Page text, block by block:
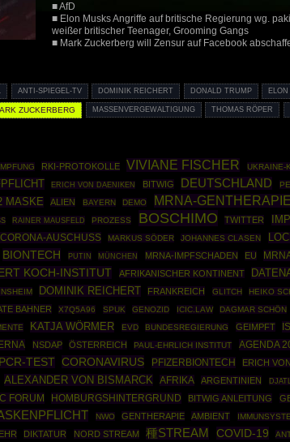
■ AfD
■ Elon Musks Angriffe auf britische Regierung wg.
weißer britischer Teenager, Grooming Gangs
■ Mark Zuckerberg will Zensur auf Facebook
ANTI-SPIEGEL-TV DOMINIK REICHERT DONALD TRUMP
ZUCKERBERG MASSENVERGEWALTIGUNG THOMAS RÖPER
RKI-PROTOKOLLE VIVIANE FISCHER UKRAINE-
ERICH VON DAENIKEN BITWIG DEUTSCHLAND
MASKE ALIEN BAYERN DEMO MRNA-GENTHERAPIE
RAINER MAUSFELD PROZESS BOSCHIMO TWITTER
AUSCHUSS MARKUS SÖDER JOHANNES CLASEN
BIONTECH PUTIN MÜNCHEN MRNA-IMPFSCHADEN EU
KOCH-INSTITUT AFRIKANISCHER KONTINENT
DOMINIK REICHERT FRANKREICH GLITCH HEIKO
BAHNER X7Q5A96 SPUK GENOZID ICIC.LAW DAGMAR SCHÖN
KATJA WÖRMER EVD BUNDESREGIERUNG GEIMPFT
NSDAP ÖSTERREICH PAUL-EHRLICH INSTITUT AGENDA
PCR-TEST CORONAVIRUS PFIZERBIONTECH ERICH
ALEXANDER VON BISMARCK AFRIKA ARGENTINIEN
FORUM HOMBURGSHINTERGRUND BITWIG ANLEITUNG
NWO GENTHERAPIE AMBIENT
DIKTATUR NORD STREAM 種STREAM COVID-19